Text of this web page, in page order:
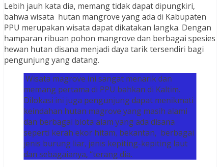
Lebih jauh kata dia, memang tidak dapat dipungkiri,
bahwa wisata hutan mangrove yang ada di Kabupaten
PPU merupakan wisata dapat dikatakan langka. Dengan
hamparan ribuan pohon mangrove dan berbagai spesies
hewan hutan disana menjadi daya tarik tersendiri bagi
pengunjung yang datang.
Wisata magrove ini sangat menarik dan
memang pertama di PPU bahkan di Kaltim.
Dilokasi ini juga pengunjung dapat menikmati
keindahan hutan magrove yang masih alami
dan berbagai biota alam yang ada disana
seperti kerah ekor hitam, bekantan, berbagai
jenis burung liar, jenis kepiting-kepiting laut
dan sebagaianya, “terang dia.